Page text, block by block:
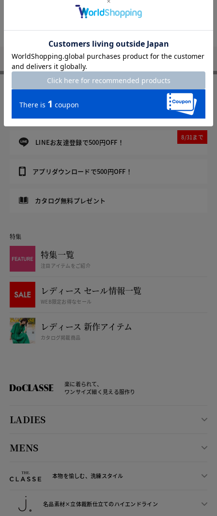
トップページへ
DoCLASSE Not Found
FOLLOW US
8/31まで
LINEお友達登録で500円OFF！
8/31まで
アプリダウンロードで500円OFF！
カタログ無料プレゼント
特集
特集一覧
注目アイテムをご紹介
レディース セール情報一覧
WEB限定お得なセール
レディース 新作アイテム
カタログ掲載商品
楽に着られて、
ワンサイズ細く見える服作り
LADIES
MENS
本物を愉しむ、洗練スタイル
名品素材×立体裁断仕立てのハイエンドライン